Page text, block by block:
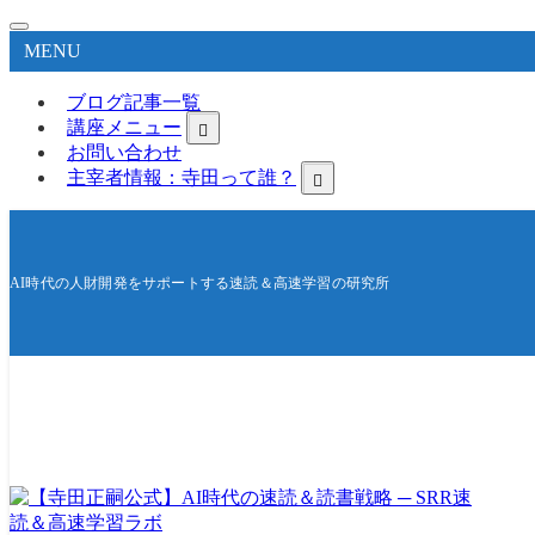
MENU
ブログ記事一覧
講座メニュー
お問い合わせ
主宰者情報：寺田って誰？
AI時代の人財開発をサポートする速読＆高速学習の研究所